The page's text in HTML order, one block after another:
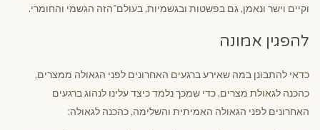
וקיים וישר ונאמן, גם בפשטות ובגשמיות, בעולם־הזה הגשמי והחומרי.
להפגין אמונה
כדאי להתבונן במה שאירע ברגעים האחרונים לפני הגאולה ממצרים,
כהכנה לגאולת מצרים, כדי שמכך נלמד כיצד עלינו לנהוג ברגעים
האחרונים לפני הגאולה האמיתית והשלימה, כהכנה לגאולה: